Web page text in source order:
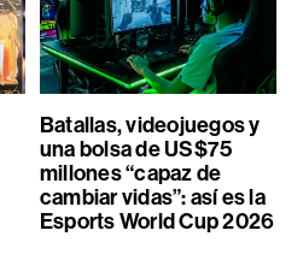
Batallas, videojuegos y
una bolsa de US$75
millones “capaz de
cambiar vidas”: así es la
Esports World Cup 2026